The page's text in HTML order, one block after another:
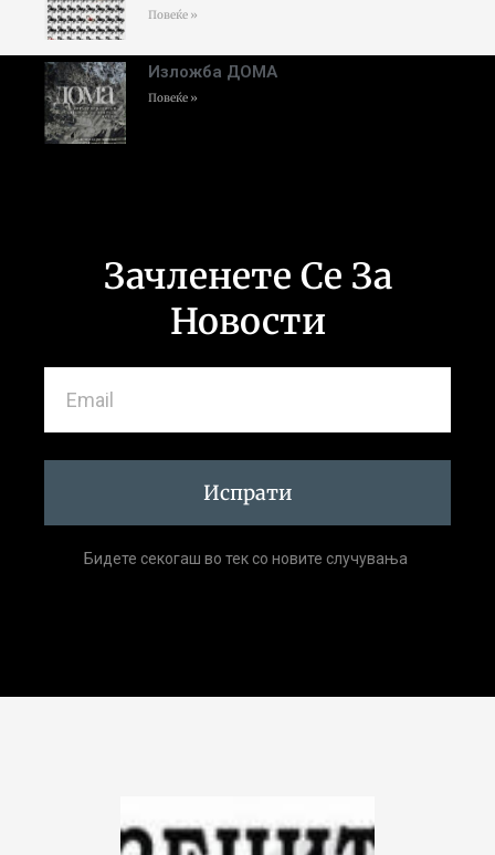
Повеќе »
Изложба ДОМА
Повеќе »
Зачленете Се За
Новости
Испрати
Бидете секогаш во тек со новите случувања